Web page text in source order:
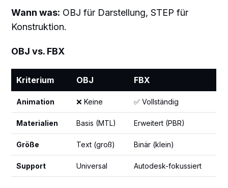
Wann was: OBJ für Darstellung, STEP für
Konstruktion.
OBJ vs. FBX
Kriterium OBJ FBX
Animation ❌ Keine ✅ Vollständig
Materialien Basis (MTL) Erweitert (PBR)
Größe Text (groß) Binär (klein)
Support Universal Autodesk-fokussiert